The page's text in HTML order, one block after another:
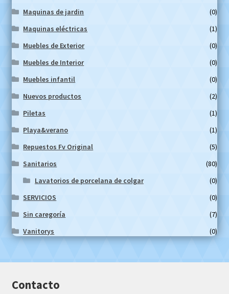
Maquinas de jardin
(0)
Maquinas eléctricas
(1)
Muebles de Exterior
(0)
Muebles de Interior
(0)
Muebles infantil
(0)
Nuevos productos
(2)
Piletas
(1)
Playa&verano
(1)
Repuestos Fv Original
(5)
Sanitarios
(80)
Lavatorios de porcelana de colgar
(0)
SERVICIOS
(0)
Sin caregoría
(7)
Vanitorys
(0)
Contacto